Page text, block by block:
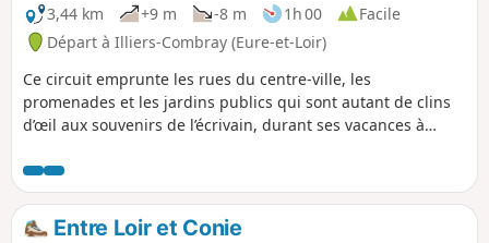
3,44 km
+9 m -8 m 1h 00
Facile
Départ à Illiers-Combray (Eure-et-Loir)
Ce circuit emprunte les rues du centre-ville, les
promenades et les jardins publics qui sont autant de clins
d’œil aux souvenirs de l’écrivain, durant ses vacances à
du temps perdu". Promenade familiale et accessible au plus
grand nombre.
Entre Loir et Conie